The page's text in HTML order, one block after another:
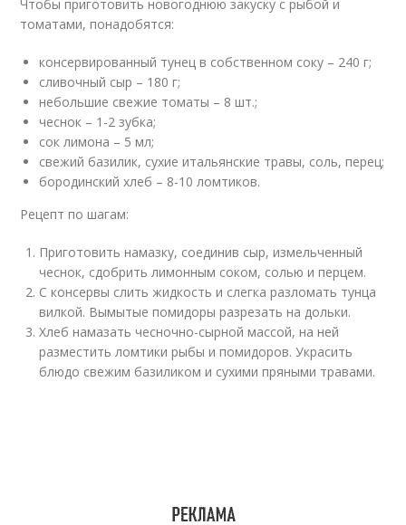
Чтобы приготовить новогоднюю закуску с рыбой и
томатами, понадобятся:
консервированный тунец в собственном соку – 240 г;
сливочный сыр – 180 г;
небольшие свежие томаты – 8 шт.;
чеснок – 1-2 зубка;
сок лимона – 5 мл;
свежий базилик, сухие итальянские травы, соль, перец;
бородинский хлеб – 8-10 ломтиков.
Рецепт по шагам:
Приготовить намазку, соединив сыр, измельченный
чеснок, сдобрить лимонным соком, солью и перцем.
С консервы слить жидкость и слегка разломать тунца
вилкой. Вымытые помидоры разрезать на дольки.
Хлеб намазать чесночно-сырной массой, на ней
разместить ломтики рыбы и помидоров. Украсить
блюдо свежим базиликом и сухими пряными травами.